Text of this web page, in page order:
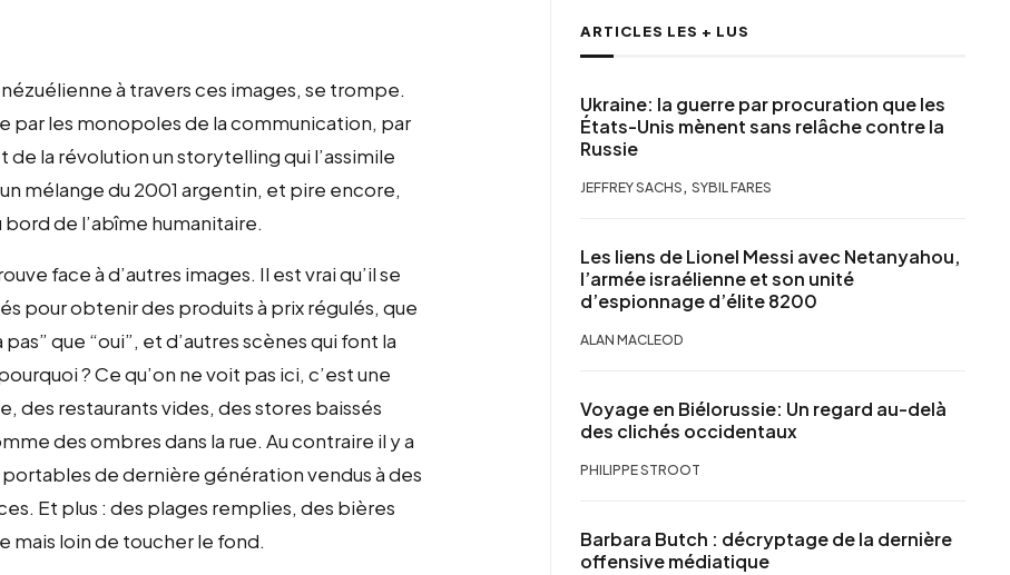
à travers ces images, se trompe.
par les monopoles de la communication, par
la révolution un storytelling qui l’assimile
mélange du 2001 argentin, et pire encore,
de l’abîme humanitaire.
face à d’autres images. Il est vrai qu’il se
pour obtenir des produits à prix régulés, que
que “oui”, et d’autres scènes qui font la
? Ce qu’on ne voit pas ici, c’est une
des restaurants vides, des stores baissés
des ombres dans la rue. Au contraire il y a
de dernière génération vendus à des
Et plus : des plages remplies, des bières
mais loin de toucher le fond.
ARTICLES LES + LUS
Ukraine: la guerre par procuration que les
États-Unis mènent sans relâche contre la
Russie
JEFFREY SACHS , SYBIL FARES
Les liens de Lionel Messi avec Netanyahou,
l’armée israélienne et son unité
d’espionnage d’élite 8200
ALAN MACLEOD
Voyage en Biélorussie: Un regard au-delà
des clichés occidentaux
PHILIPPE STROOT
Barbara Butch : décryptage de la dernière
offensive médiatique